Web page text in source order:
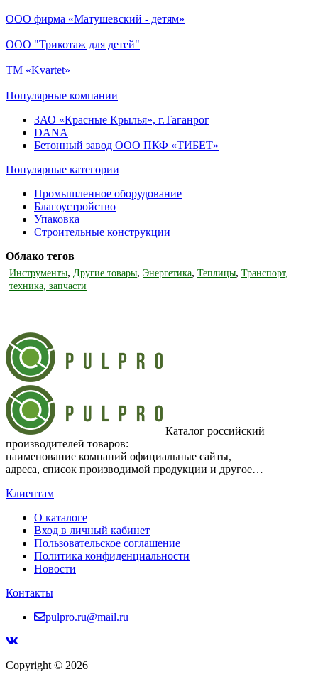
ООО фирма «Матушевский - детям»
ООО "Трикотаж для детей"
ТМ «Kvartet»
Популярные компании
ЗАО «Красные Крылья», г.Таганрог
DANA
Бетонный завод ООО ПКФ «ТИБЕТ»
Популярные категории
Промышленное оборудование
Благоустройство
Упаковка
Строительные конструкции
Облако тегов
Инструменты, Другие товары, Энергетика, Теплицы, Транспорт,
техника, запчасти
Каталог российский
производителей товаров:
наименование компаний официальные сайты,
адреса, список производимой продукции и другое…
Клиентам
О каталоге
Вход в личный кабинет
Пользовательское соглашение
Политика конфиденциальности
Новости
Контакты
pulpro.ru@mail.ru
Copyright © 2026